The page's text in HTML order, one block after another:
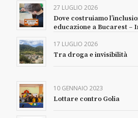
27 LUGLIO 2026
Dove costruiamo
educazione a Bucarest –
17 LUGLIO 2026
Tra droga e invisibilità
10 GENNAIO 2023
Lottare contro Golia